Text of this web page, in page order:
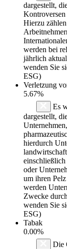
dargestellt,
Hierzu
werden bei
jährlich
wenden Sie
ESG)
Verletzung
5.67%
Es
dargestellt,
hierdurch
oder
um ihren
werden
Zwecke
wenden Sie
ESG)
Tabak
0.00%
Die